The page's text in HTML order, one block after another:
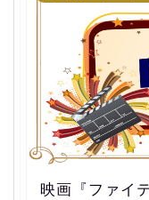
映画『ファイ